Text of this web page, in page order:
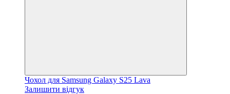
Чохол для Samsung Galaxy S25 Lava
Залишити відгук